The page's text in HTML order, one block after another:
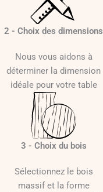
2 - Choix des dimensions
Nous vous aidons à
déterminer la dimension
idéale pour votre table
3 - Choix du bois
Sélectionnez le bois
massif et la forme